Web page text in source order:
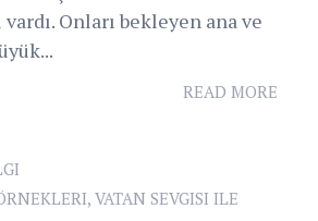
Onları bekleyen ana ve
READ MORE
, VATAN SEVGISI ILE